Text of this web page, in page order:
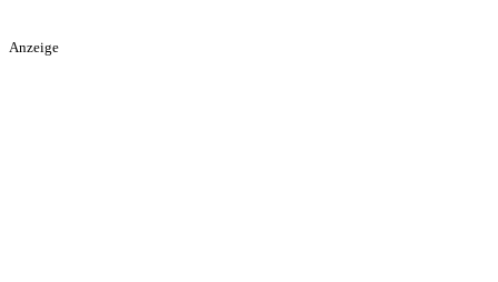
Anzeige